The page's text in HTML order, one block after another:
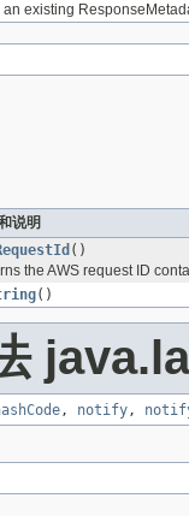
existing
说明
()
the AWS request ID
()
, notify,